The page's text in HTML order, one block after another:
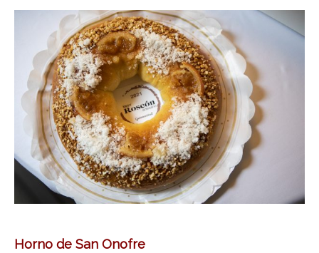
Horno de San Onofre